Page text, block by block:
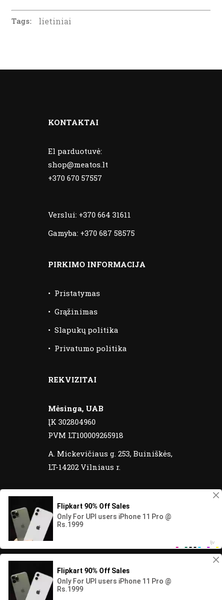
Tags: lietiniai
KONTAKTAI
El parduotuvė:
shop@meatos.lt
+370 670 57557
Verslui: +370 664 31611
Gamyba: +370 687 58575
PIRKIMO INFORMACIJA
• Pristatymas
• Grąžinimas
• Slapukų politika
• Privatumo politika
REKVIZITAI
Mėsinga, UAB
ĮK 302804960
PVM LT100009265918
A. Mickevičiaus g. 253, Buiniškės,
LT-14202 Vilniaus r.
© 2020 Meatos yra registruotas prekinis
ženklas. Visos teisės saugomos.